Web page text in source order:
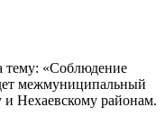
тему: «Соблюдение
межмуниципальный
Нехаевскому районам.